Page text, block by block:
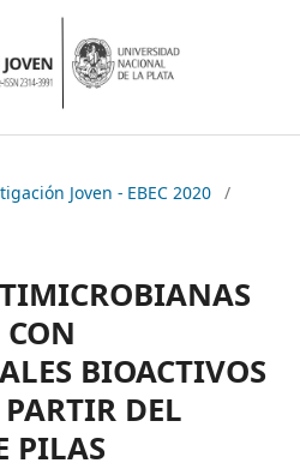
Joven - EBEC 2020 /
BIOACTIVOS
DEL
PILAS